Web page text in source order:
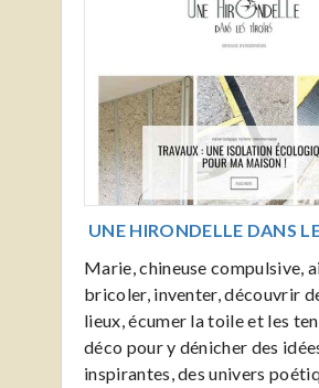
UNE HIRONDELLE DANS
Marie, chineuse compulsive,
bricoler, inventer, découvrir
lieux, écumer la toile et les
déco pour y dénicher des
inspirantes, des univers